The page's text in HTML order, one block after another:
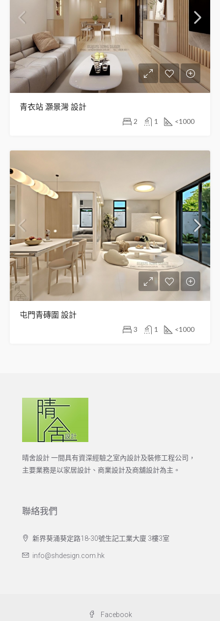
青衣站 灝景灣 設計
2 1 <1000
屯門青磚圍 設計
3 1 <1000
晴舍設計 一間具有資深經驗之室內設計及裝修工程公司，
主要業務是以家居設計、商業設計及商舖設計為主。
聯絡我們
新界葵涌葵定路18-30號生記工業大廈 3樓3室
info@shdesign.com.hk
Facebook